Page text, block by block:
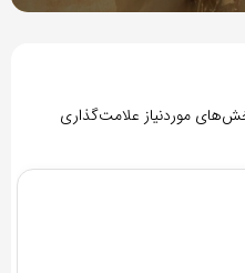
موردنیاز علامت‌گذاری